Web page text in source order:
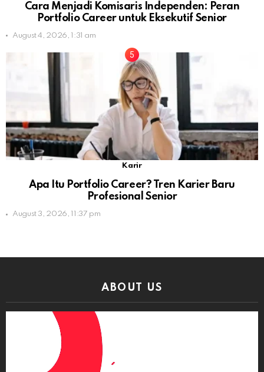
Cara Menjadi Komisaris Independen: Peran
Portfolio Career untuk Eksekutif Senior
August 4, 2026, 1:31 am
Karir
Apa Itu Portfolio Career? Tren Karier Baru
Profesional Senior
August 3, 2026, 11:37 pm
ABOUT US